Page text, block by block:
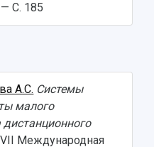
С. 185
А.С. Системы
малого
Международная